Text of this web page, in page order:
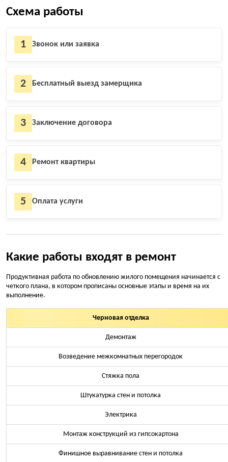
Схема работы
1 Звонок или заявка
2 Бесплатный выезд замерщика
3 Заключение договора
4 Ремонт квартиры
5 Оплата услуги
Какие работы входят в ремонт
Продуктивная работа по обновлению жилого помещения начинается с
четкого плана, в котором прописаны основные этапы и время на их
выполнение.
Черновая отделка
Демонтаж
Возведение межкомнатных перегородок
Стяжка пола
Штукатурка стен и потолка
Электрика
Монтаж конструкций из гипсокартона
Финишное выравнивание стен и потолка